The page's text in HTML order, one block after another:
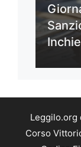
Leggilo.org
Corso